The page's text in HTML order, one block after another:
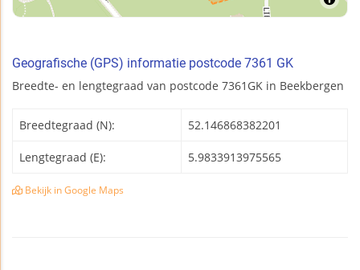
Geografische (GPS) informatie postcode 7361 GK
Breedte- en lengtegraad van postcode 7361GK in Beekbergen
Breedtegraad (N): 52.146868382201
Lengtegraad (E): 5.9833913975565
Bekijk in Google Maps